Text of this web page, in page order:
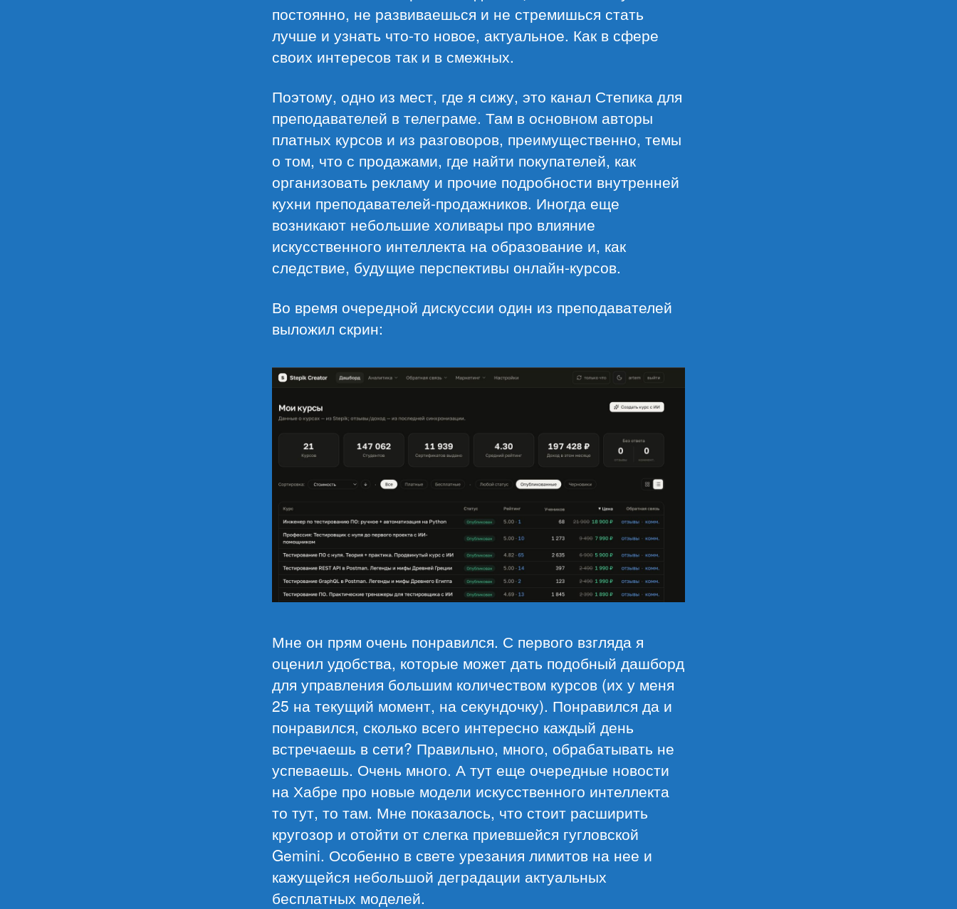
постоянно, не развиваешься и не стремишься стать
лучше и узнать что-то новое, актуальное. Как в сфере
своих интересов так и в смежных.
Поэтому, одно из мест, где я сижу, это канал Степика для
преподавателей в телеграме. Там в основном авторы
платных курсов и из разговоров, преимущественно, темы
о том, что с продажами, где найти покупателей, как
организовать рекламу и прочие подробности внутренней
кухни преподавателей-продажников. Иногда еще
возникают небольшие холивары про влияние
искусственного интеллекта на образование и, как
следствие, будущие перспективы онлайн-курсов.
Во время очередной дискуссии один из преподавателей
выложил скрин:
Мне он прям очень понравился. С первого взгляда я
оценил удобства, которые может дать подобный дашборд
для управления большим количеством курсов (их у меня
25 на текущий момент, на секундочку). Понравился да и
понравился, сколько всего интересно каждый день
встречаешь в сети? Правильно, много, обрабатывать не
успеваешь. Очень много. А тут еще очередные новости
на Хабре про новые модели искусственного интеллекта
то тут, то там. Мне показалось, что стоит расширить
кругозор и отойти от слегка приевшейся гугловской
Gemini. Особенно в свете урезания лимитов на нее и
кажущейся небольшой деградации актуальных
бесплатных моделей.